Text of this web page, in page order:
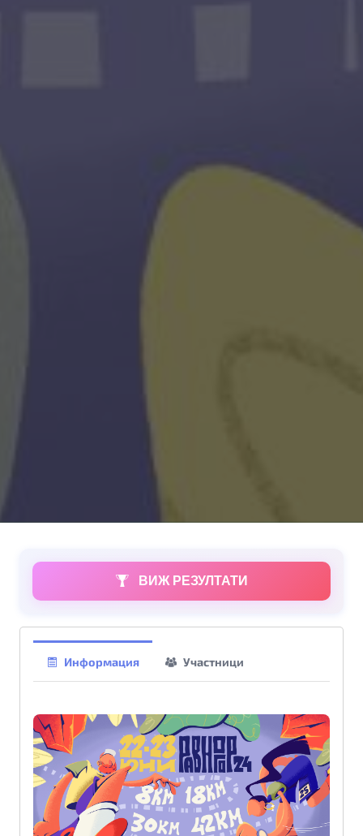
ВИЖ РЕЗУЛТАТИ
Информация Участници